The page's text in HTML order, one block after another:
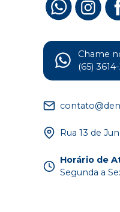
Chame
(65)
Rua 13 de
Horário de
Segunda a